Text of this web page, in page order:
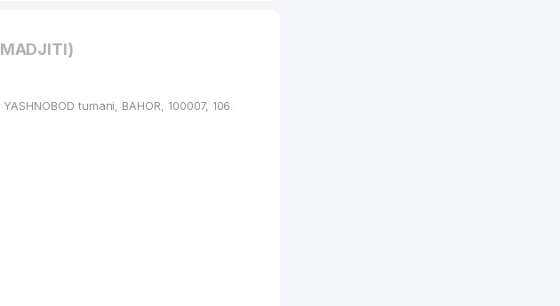
tumani, BAHOR, 100007, 106.